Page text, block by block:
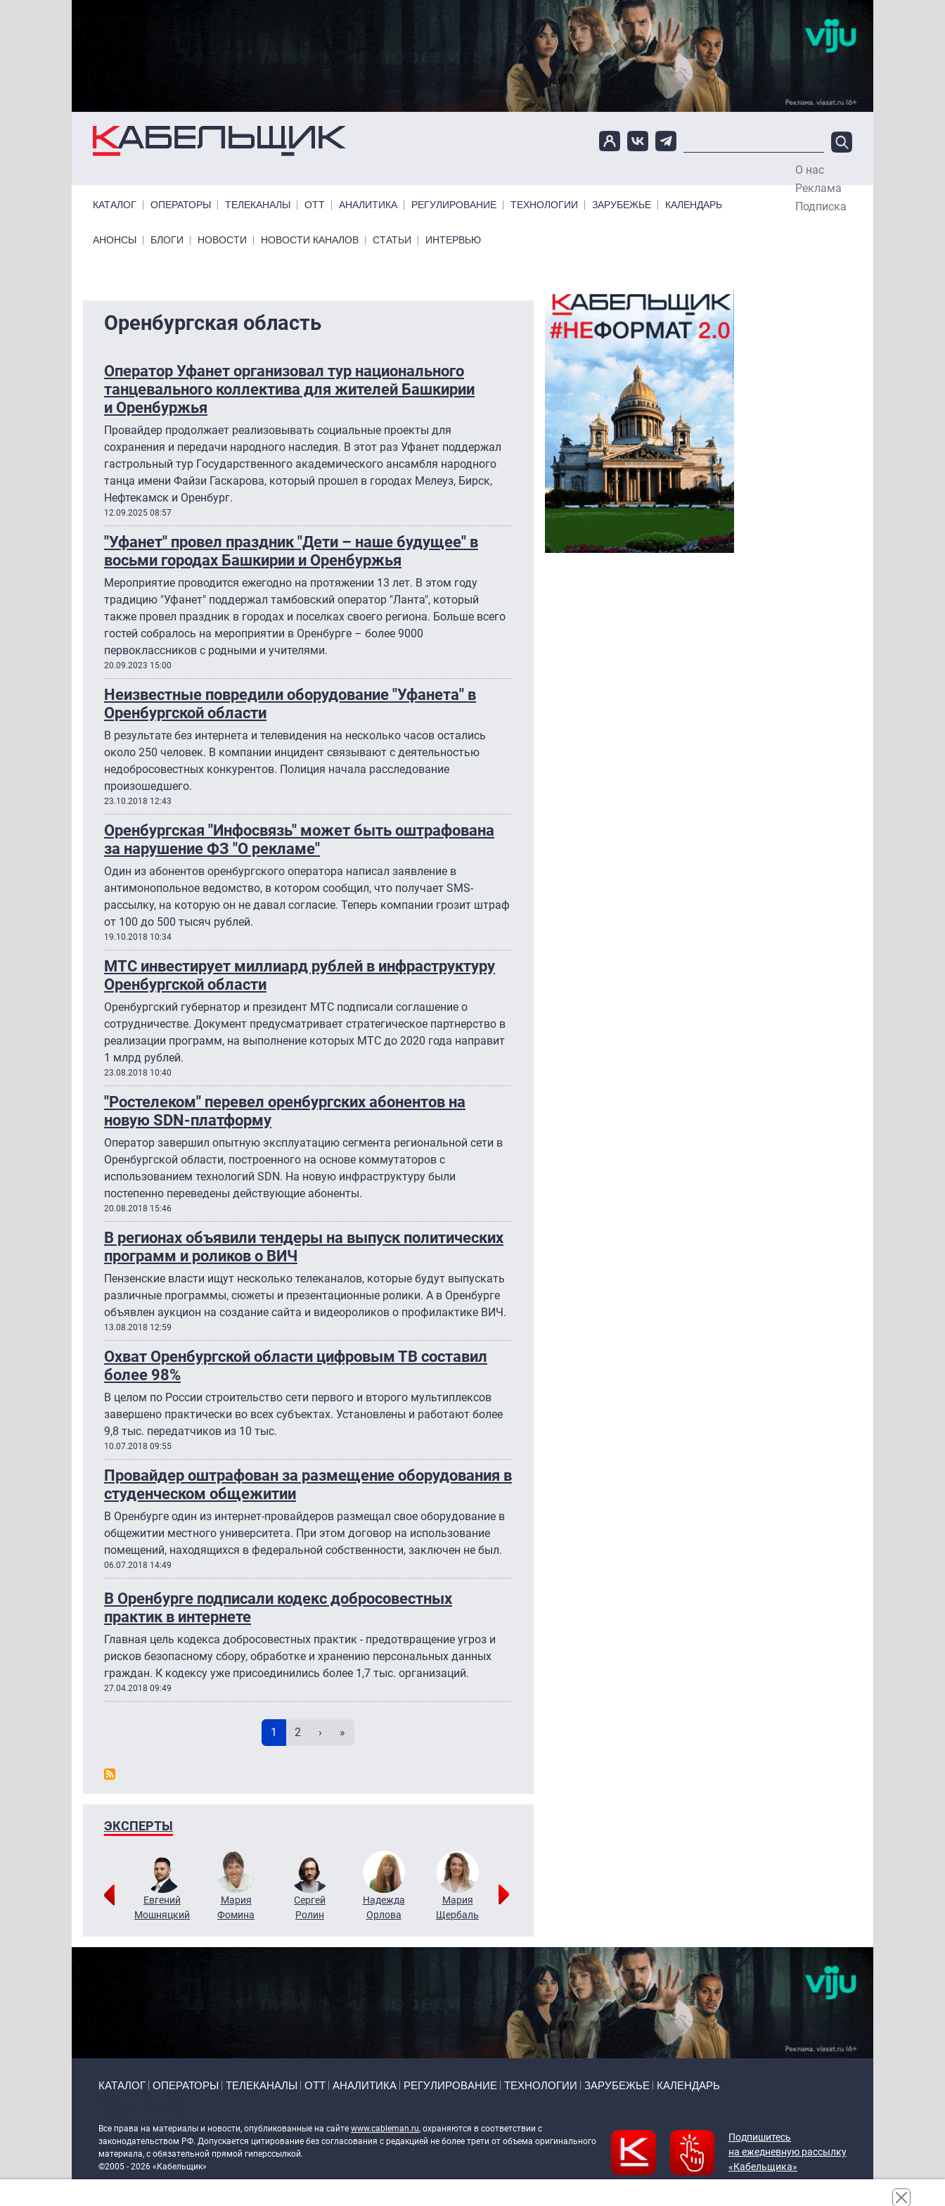
Перейти к основному содержанию
О нас
Реклама
Подписка
КАТАЛОГ ОПЕРАТОРЫ ТЕЛЕКАНАЛЫ ОТТ АНАЛИТИКА РЕГУЛИРОВАНИЕ ТЕХНОЛОГИИ ЗАРУБЕЖЬЕ КАЛЕНДАРЬ
Primary links bottom
АНОНСЫ БЛОГИ НОВОСТИ НОВОСТИ КАНАЛОВ СТАТЬИ ИНТЕРВЬЮ
Оренбургская область
Оператор Уфанет организовал тур национального
танцевального коллектива для жителей Башкирии
и Оренбуржья
Провайдер продолжает реализовывать социальные проекты для
сохранения и передачи народного наследия. В этот раз Уфанет поддержал
гастрольный тур Государственного академического ансамбля народного
танца имени Файзи Гаскарова, который прошел в городах Мелеуз, Бирск,
Нефтекамск и Оренбург.
12.09.2025 08:57
"Уфанет" провел праздник "Дети – наше будущее" в
восьми городах Башкирии и Оренбуржья
Мероприятие проводится ежегодно на протяжении 13 лет. В этом году
традицию "Уфанет" поддержал тамбовский оператор "Ланта", который
также провел праздник в городах и поселках своего региона. Больше всего
гостей собралось на мероприятии в Оренбурге – более 9000
первоклассников с родными и учителями.
20.09.2023 15:00
Неизвестные повредили оборудование "Уфанета" в
Оренбургской области
В результате без интернета и телевидения на несколько часов остались
около 250 человек. В компании инцидент связывают с деятельностью
недобросовестных конкурентов. Полиция начала расследование
произошедшего.
23.10.2018 12:43
Оренбургская "Инфосвязь" может быть оштрафована
за нарушение ФЗ "О рекламе"
Один из абонентов оренбургского оператора написал заявление в
антимонопольное ведомство, в котором сообщил, что получает SMS-
рассылку, на которую он не давал согласие. Теперь компании грозит штраф
от 100 до 500 тысяч рублей.
19.10.2018 10:34
МТС инвестирует миллиард рублей в инфраструктуру
Оренбургской области
Оренбургский губернатор и президент МТС подписали соглашение о
сотрудничестве. Документ предусматривает стратегическое партнерство в
реализации программ, на выполнение которых МТС до 2020 года направит
1 млрд рублей.
23.08.2018 10:40
"Ростелеком" перевел оренбургских абонентов на
новую SDN-платформу
Оператор завершил опытную эксплуатацию сегмента региональной сети в
Оренбургской области, построенного на основе коммутаторов с
использованием технологий SDN. На новую инфраструктуру были
постепенно переведены действующие абоненты.
20.08.2018 15:46
В регионах объявили тендеры на выпуск политических
программ и роликов о ВИЧ
Пензенские власти ищут несколько телеканалов, которые будут выпускать
различные программы, сюжеты и презентационные ролики. А в Оренбурге
объявлен аукцион на создание сайта и видеороликов о профилактике ВИЧ.
13.08.2018 12:59
Охват Оренбургской области цифровым ТВ составил
более 98%
В целом по России строительство сети первого и второго мультиплексов
завершено практически во всех субъектах. Установлены и работают более
9,8 тыс. передатчиков из 10 тыс.
10.07.2018 09:55
Провайдер оштрафован за размещение оборудования в
студенческом общежитии
В Оренбурге один из интернет-провайдеров размещал свое оборудование в
общежитии местного университета. При этом договор на использование
помещений, находящихся в федеральной собственности, заключен не был.
06.07.2018 14:49
В Оренбурге подписали кодекс добросовестных
практик в интернете
Главная цель кодекса добросовестных практик - предотвращение угроз и
рисков безопасному сбору, обработке и хранению персональных данных
граждан. К кодексу уже присоединились более 1,7 тыс. организаций.
27.04.2018 09:49
Текущая страница
1 Page
2 Следующая страница
› Последняя страница
»
ЭКСПЕРТЫ
Виктор
Евгений
Мошняцкий
Мария
Фомина
Сергей
Ролин
Надежда
Орлова
Мария
Щербаль
КАТАЛОГ ОПЕРАТОРЫ ТЕЛЕКАНАЛЫ ОТТ АНАЛИТИКА РЕГУЛИРОВАНИЕ ТЕХНОЛОГИИ ЗАРУБЕЖЬЕ КАЛЕНДАРЬ
Все права на материалы и новости, опубликованные на сайте www.cableman.ru, охраняются в соответствии с
законодательством РФ. Допускается цитирование без согласования с редакцией не более трети от объема оригинального
материала, с обязательной прямой гиперссылкой.
©2005 - 2026 «Кабельщик»
Подпишитесь
на ежедневную рассылку
«Кабельщика»